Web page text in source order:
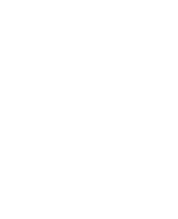
с оплатой товаров